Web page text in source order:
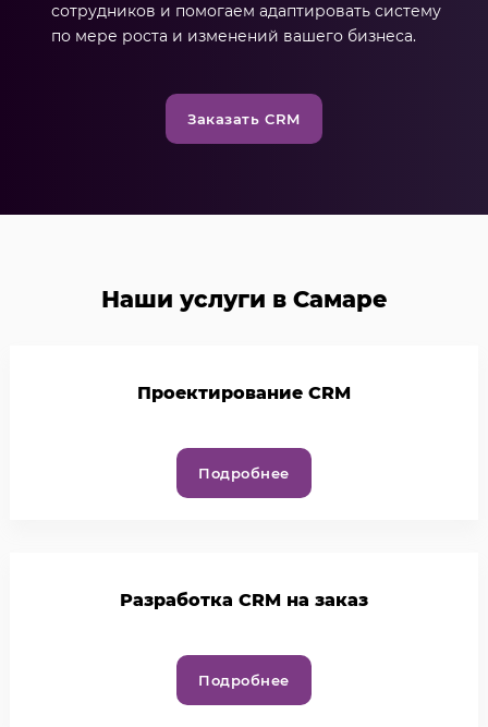
сотрудников и помогаем адаптировать систему
по мере роста и изменений вашего бизнеса.
Заказать CRM
Наши услуги в Самаре
Проектирование CRM
Подробнее
Разработка CRM на заказ
Подробнее